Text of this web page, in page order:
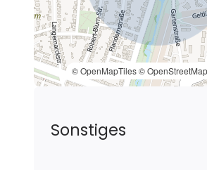
© OpenMapTiles©
Sonstiges